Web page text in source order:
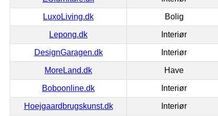
LuxoLiving.dk Bolig
Lepong.dk Interiør
DesignGaragen.dk Interiør
MoreLand.dk Have
Boboonline.dk Interiør
Hoejgaardbrugskunst.dk Interiør